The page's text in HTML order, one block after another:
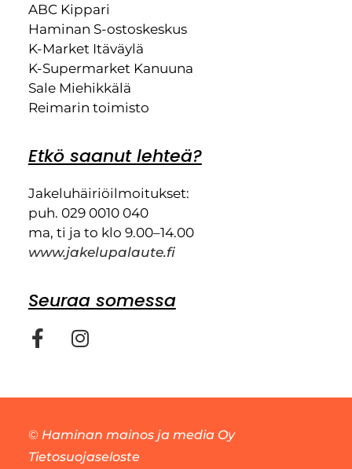
ABC Kippari
Haminan S-ostoskeskus
K-Market Itäväylä
K-Supermarket Kanuuna
Sale Miehikkälä
Reimarin toimisto
Etkö saanut lehteä?
Jakeluhäiriöilmoitukset:
puh. 029 0010 040
ma, ti ja to klo 9.00–14.00
www.jakelupalaute.fi
Seuraa somessa
© Haminan mainos ja media Oy
Tietosuojaseloste